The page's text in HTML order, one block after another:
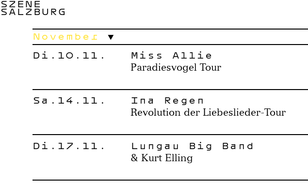
SZENE
SALZBURG
November
Di.10.11.
Miss Allie
Paradiesvogel Tour
Sa.14.11. Ina Regen
Revolution der Liebeslieder-Tour
Di.17.11. Lungau Big Band
& Kurt Elling